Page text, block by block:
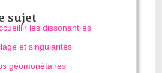
sujet
les dissonant·es
et singularités
géomonétaires